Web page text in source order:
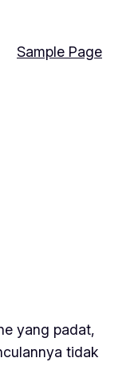
Sample Page
yang padat,
tidak